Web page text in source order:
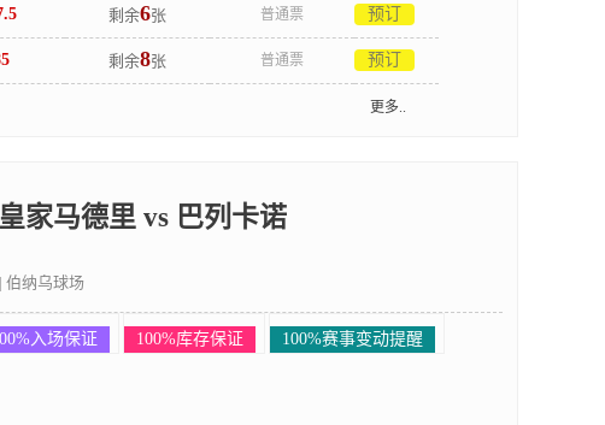
剩余6张 普通票 预订
剩余8张 普通票 预订
更多..
家马德里 vs 巴列卡诺
伯纳乌球场
入场保证 100%库存保证 100%赛事变动提醒